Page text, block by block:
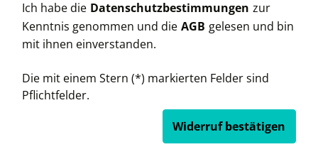
Ich habe die Datenschutzbestimmungen zur
Kenntnis genommen und die AGB gelesen und bin
mit ihnen einverstanden.
Die mit einem Stern (*) markierten Felder sind
Pflichtfelder.
Widerruf bestätigen